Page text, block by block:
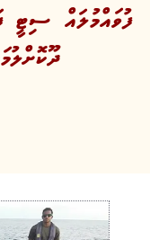
ފުވައްމުލައް ސިޓީ